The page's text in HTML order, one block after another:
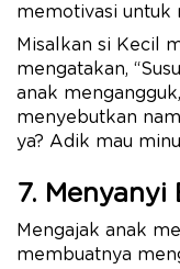
memotivasi untuk
Misalkan si Kecil
mengatakan,
anak
menyebutkan
ya? Adik mau
7. Menyanyi
Mengajak anak
membuatnya